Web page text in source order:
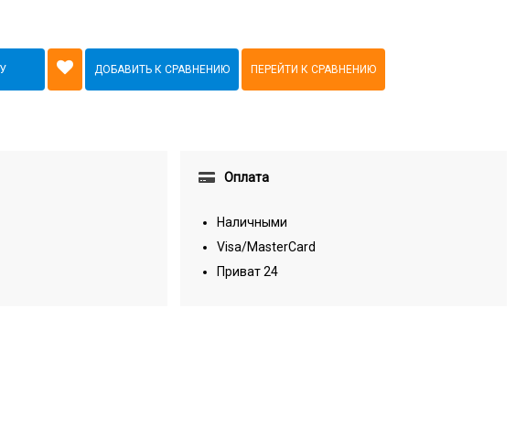
Оплата
Наличными
Visa/MasterCard
Приват 24